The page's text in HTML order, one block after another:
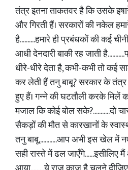
तंत्र इतना ताकतवर है कि उसके
और गिरती हैं। सरकारों की नकेल
है..........हमारे ही प्रबंधकों की कई
आधी देनदारी बाकी रह जाती
धीरे-धीरे देता है, कभी-कभी तो कई
कर लेती हैं तनु बाबू? सरकार के
हुए हैं। गन्ने की घटतौली करके मिलें
मजाल कि कोई बोल सके?...........दो
सैकड़ों की मौत से कारखानों के
तनु बाबू............आप अभी इस खेल में
सही रास्ते में ढल